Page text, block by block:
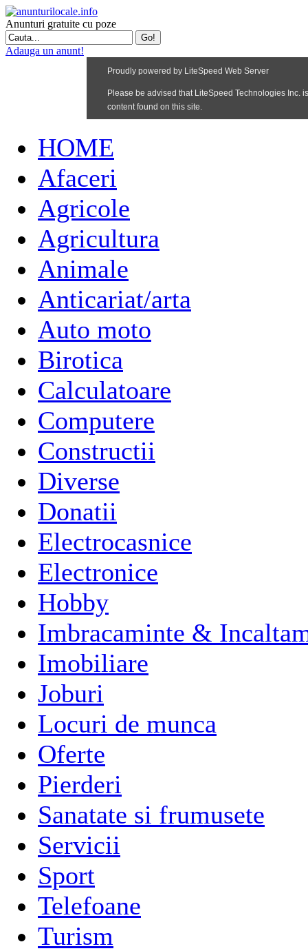
Anunturi gratuite cu poze
Adauga un anunt!
HOME
Afaceri
Agricole
Agricultura
Animale
Anticariat/arta
Auto moto
Birotica
Calculatoare
Computere
Constructii
Diverse
Donatii
Electrocasnice
Electronice
Hobby
Imbracaminte &
Imobiliare
Joburi
Locuri de munca
Oferte
Pierderi
Sanatate si frumusete
Servicii
Sport
Telefoane
Turism